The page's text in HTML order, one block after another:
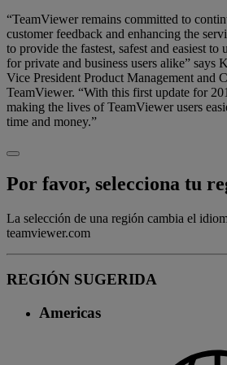
“TeamViewer remains committed to
customer feedback and enhancing the
to provide the fastest, safest and easiest to
for private and business users alike” says
Vice President Product Management and
TeamViewer. “With this first update for
making the lives of TeamViewer users
time and money.”
Por favor, selecciona tu
La selección de una región cambia el
teamviewer.com
REGIÓN SUGERIDA
Americas